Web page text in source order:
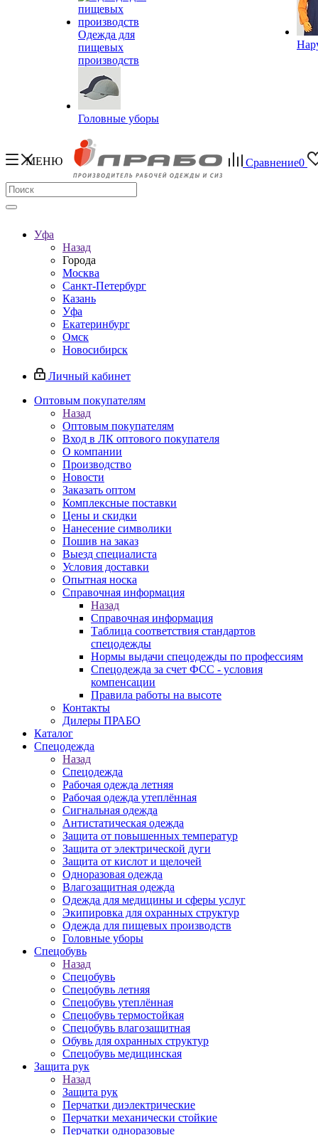
Одежда для
пищевых
производств
Головные уборы
МЕНЮ Сравнение0
Уфа
Назад
Города
Москва
Санкт-Петербург
Казань
Уфа
Екатеринбург
Омск
Новосибирск
Личный кабинет
Оптовым покупателям
Назад
Оптовым покупателям
Вход в ЛК оптового покупателя
О компании
Производство
Новости
Заказать оптом
Комплексные поставки
Цены и скидки
Нанесение символики
Пошив на заказ
Выезд специалиста
Условия доставки
Опытная носка
Справочная информация
Назад
Справочная информация
Таблица соответствия стандартов
спецодежды
Нормы выдачи спецодежды по профессиям
Спецодежда за счет ФСС - условия
компенсации
Правила работы на высоте
Контакты
Дилеры ПРАБО
Каталог
Спецодежда
Назад
Спецодежда
Рабочая одежда летняя
Рабочая одежда утеплённая
Сигнальная одежда
Антистатическая одежда
Защита от повышенных температур
Защита от электрической дуги
Защита от кислот и щелочей
Одноразовая одежда
Влагозащитная одежда
Одежда для медицины и сферы услуг
Экипировка для охранных структур
Одежда для пищевых производств
Головные уборы
Спецобувь
Назад
Спецобувь
Спецобувь летняя
Спецобувь утеплённая
Спецобувь термостойкая
Спецобувь влагозащитная
Обувь для охранных структур
Спецобувь медицинская
Защита рук
Назад
Защита рук
Перчатки диэлектрические
Перчатки механически стойкие
Перчатки одноразовые